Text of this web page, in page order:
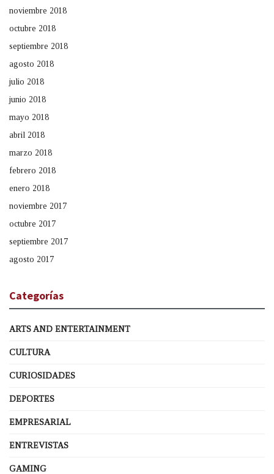
noviembre 2018
octubre 2018
septiembre 2018
agosto 2018
julio 2018
junio 2018
mayo 2018
abril 2018
marzo 2018
febrero 2018
enero 2018
noviembre 2017
octubre 2017
septiembre 2017
agosto 2017
Categorías
ARTS AND ENTERTAINMENT
CULTURA
CURIOSIDADES
DEPORTES
EMPRESARIAL
ENTREVISTAS
GAMING